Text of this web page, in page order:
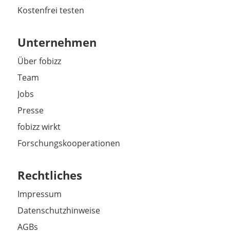
Kostenfrei testen
Unternehmen
Über fobizz
Team
Jobs
Presse
fobizz wirkt
Forschungskooperationen
Rechtliches
Impressum
Datenschutzhinweise
AGBs